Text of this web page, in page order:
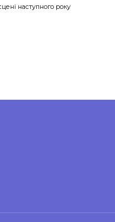
наступного року